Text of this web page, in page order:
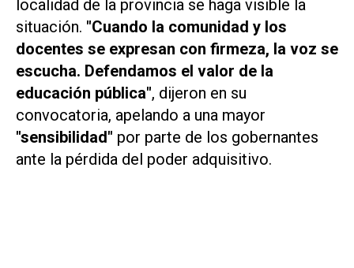
localidad de la provincia se haga visible la
situación. "Cuando la comunidad y los
docentes se expresan con firmeza, la voz se
escucha. Defendamos el valor de la
educación pública", dijeron en su
convocatoria, apelando a una mayor
"sensibilidad" por parte de los gobernantes
ante la pérdida del poder adquisitivo.